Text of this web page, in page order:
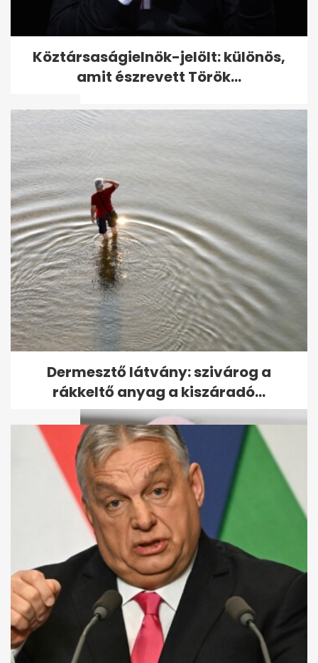
Barátság a szomszéddal: így
vált a jó viszony rossz
döntéssé
Videón bukott le Orbán
Szerbiában: egy híres
milliárdossal nyaral
Baka András: Kétharmaddal
sem lehet mindent
megcsinálni
Köztársaságielnök-jelölt: különös,
amit észrevett Török...
Dermesztő látvány: szivárog a
rákkeltő anyag a kiszáradó...